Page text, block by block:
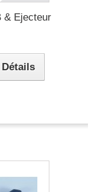
& Ejecteur
Détails